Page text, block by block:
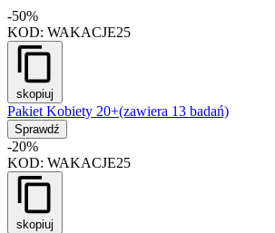
-50%
KOD: WAKACJE25
skopiuj
Pakiet Kobiety 20+(zawiera 13 badań)
Sprawdź
-20%
KOD: WAKACJE25
skopiuj